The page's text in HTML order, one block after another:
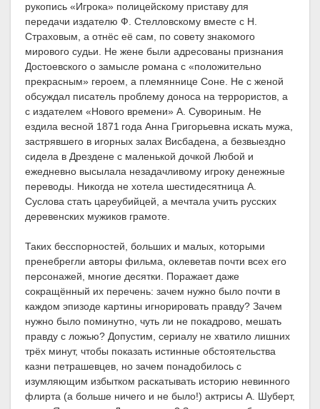
рукопись «Игрока» полицейскому приставу для
передачи издателю Ф. Стелловскому вместе с Н.
Страховым, а отнёс её сам, по совету знакомого
мирового судьи. Не жене были адресованы признания
Достоевского о замысле романа с «положительно
прекрасным» героем, а племяннице Соне. Не с женой
обсуждал писатель проблему доноса на террористов, а
с издателем «Нового времени» А. Сувориным. Не
ездила весной 1871 года Анна Григорьевна искать мужа,
застрявшего в игорных залах Висбадена, а безвыездно
сидела в Дрездене с маленькой дочкой Любой и
ежедневно высылала незадачливому игроку денежные
переводы. Никогда не хотела шестидесятница А.
Суслова стать цареубийцей, а мечтала учить русских
деревенских мужиков грамоте.
Таких бесспорностей, больших и малых, которыми
пренебрегли авторы фильма, оклеветав почти всех его
персонажей, многие десятки. Поражает даже
сокращённый их перечень: зачем нужно было почти в
каждом эпизоде картины игнорировать правду? Зачем
нужно было поминутно, чуть ли не покадрово, мешать
правду с ложью? Допустим, сериалу не хватило лишних
трёх минут, чтобы показать истинные обстоятельства
казни петрашевцев, но зачем понадобилось с
изумляющим избытком раскатывать историю невинного
флирта (а больше ничего и не было!) актрисы А. Шуберт,